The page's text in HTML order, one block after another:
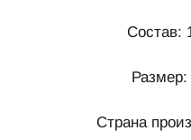
Состав:
Страна